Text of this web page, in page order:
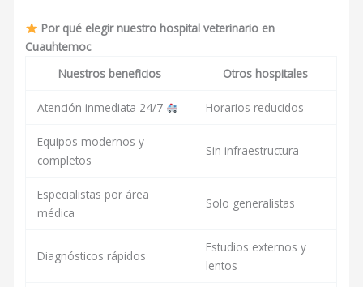
Por qué elegir nuestro hospital veterinario en
Cuauhtemoc
Nuestros beneficios
Otros hospitales
Atención inmediata 24/7 Horarios reducidos
Equipos modernos y
completos
Sin infraestructura
Especialistas por área
médica
Solo generalistas
Diagnósticos rápidos
Estudios externos y
lentos